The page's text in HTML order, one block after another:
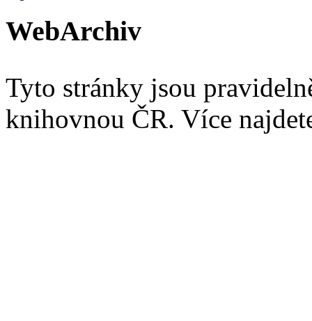
WebArchiv
Tyto stránky jsou
knihovnou ČR. Více